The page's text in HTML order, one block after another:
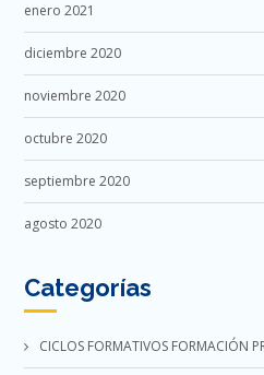
enero 2021
diciembre 2020
noviembre 2020
octubre 2020
septiembre 2020
agosto 2020
Categorías
CICLOS FORMATIVOS FORMACIÓN